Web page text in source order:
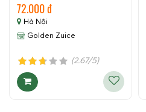
72.000 đ
Hà Nội
Golden Zuice
(2.67/5)